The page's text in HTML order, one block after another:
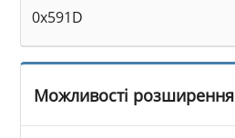
0x591D
Можливості розширення